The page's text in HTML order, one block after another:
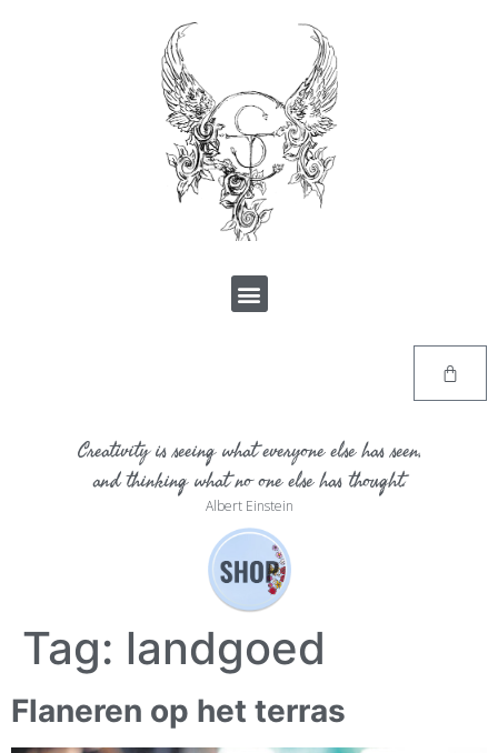
Creativity is seeing what everyone else has seen,
and thinking what no one else has thought.
Albert Einstein
Tag: landgoed
Flaneren op het terras